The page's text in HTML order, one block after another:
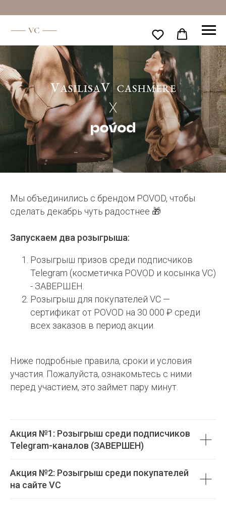
Мы объединились с брендом POVOD, чтобы
сделать декабрь чуть радостнее 🎁
Запускаем два розыгрыша:
Розыгрыш призов среди подписчиков
Telegram (косметичка POVOD и косынка VC)
- ЗАВЕРШЕН.
Розыгрыш для покупателей VC —
сертификат от POVOD на 30 000 ₽ среди
всех заказов в период акции.
Ниже подробные правила, сроки и условия
участия. Пожалуйста, ознакомьтесь с ними
перед участием, это займет пару минут.
Акция №1: Розыгрыш среди подписчиков
Telegram-каналов (ЗАВЕРШЕН)
Акция №2: Розыгрыш среди покупателей
на сайте VC